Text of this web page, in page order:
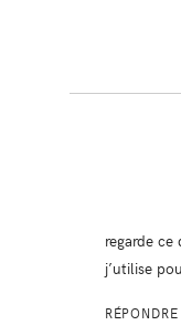
regarde
j’utilise
RÉPONDRE